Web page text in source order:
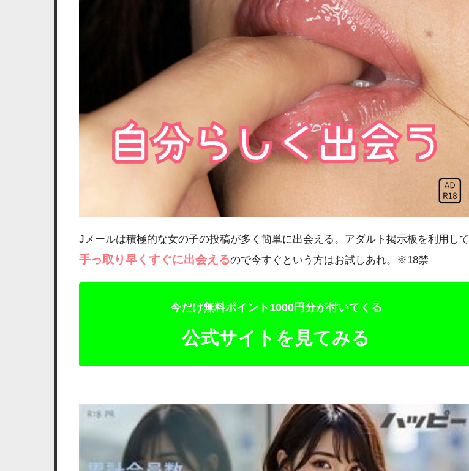
Jメールは積極的な女の子の投稿が多く簡単に出会える。アダルト掲示板を利用して
手っ取り早くすぐに出会えるので今すぐという方はお試しあれ。※18禁
今だけ無料ポイント1000円分が付いてくる
公式サイトを見てみる